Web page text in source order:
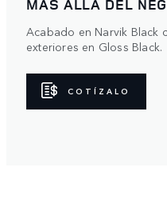
Acabado en Narvik Black
exteriores en Gloss Black.
COTÍZALO